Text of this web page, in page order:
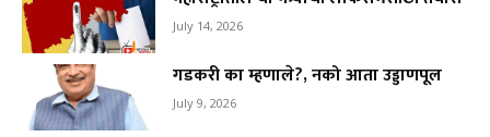
July 14, 2026
गडकरी का म्हणाले?, नको आता उड्डाणपूल
July 9, 2026